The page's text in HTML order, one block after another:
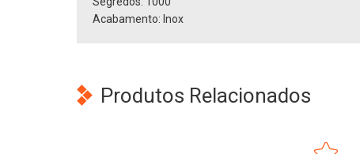
Acabamento: Inox
Produtos Relacionados